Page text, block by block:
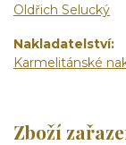
Oldřich Selucký
Nakladatelství
Karmelitánské
Zboží